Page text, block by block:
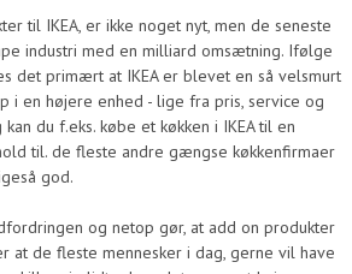
til IKEA, er ikke noget nyt, men de seneste
industri med en milliard omsætning. Ifølge
det primært at IKEA er blevet en så velsmurt
i en højere enhed - lige fra pris, service og
du f.eks. købe et køkken i IKEA til en
til. de fleste andre gængse køkkenfirmaer
god.
og netop gør, at add on produkter
at de fleste mennesker i dag, gerne vil have